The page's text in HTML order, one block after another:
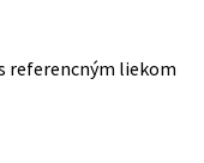
referencným liekom